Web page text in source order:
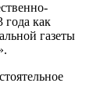
года как
газеты